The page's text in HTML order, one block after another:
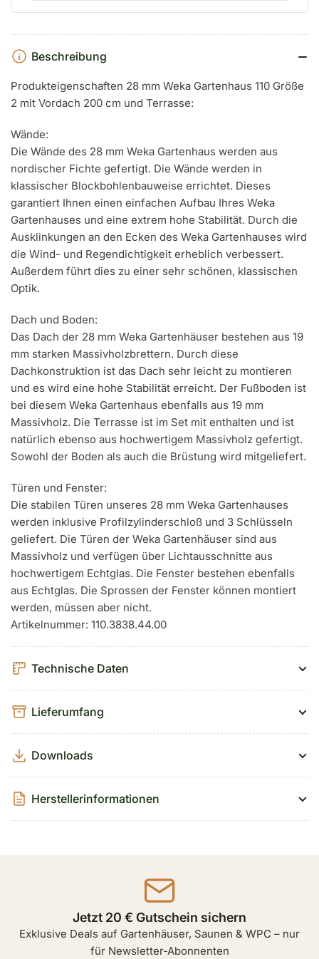
Beschreibung
Produkteigenschaften 28 mm Weka Gartenhaus 110 Größe
2 mit Vordach 200 cm und Terrasse:
Wände:
Die Wände des 28 mm Weka Gartenhaus werden aus
nordischer Fichte gefertigt. Die Wände werden in
klassischer Blockbohlenbauweise errichtet. Dieses
garantiert Ihnen einen einfachen Aufbau Ihres Weka
Gartenhauses und eine extrem hohe Stabilität. Durch die
Ausklinkungen an den Ecken des Weka Gartenhauses wird
die Wind- und Regendichtigkeit erheblich verbessert.
Außerdem führt dies zu einer sehr schönen, klassischen
Optik.
Dach und Boden:
Das Dach der 28 mm Weka Gartenhäuser bestehen aus 19
mm starken Massivholzbrettern. Durch diese
Dachkonstruktion ist das Dach sehr leicht zu montieren
und es wird eine hohe Stabilität erreicht. Der Fußboden ist
bei diesem Weka Gartenhaus ebenfalls aus 19 mm
Massivholz. Die Terrasse ist im Set mit enthalten und ist
natürlich ebenso aus hochwertigem Massivholz gefertigt.
Sowohl der Boden als auch die Brüstung wird mitgeliefert.
Türen und Fenster:
Die stabilen Türen unseres 28 mm Weka Gartenhauses
werden inklusive Profilzylinderschloß und 3 Schlüsseln
geliefert. Die Türen der Weka Gartenhäuser sind aus
Massivholz und verfügen über Lichtausschnitte aus
hochwertigem Echtglas. Die Fenster bestehen ebenfalls
aus Echtglas. Die Sprossen der Fenster können montiert
werden, müssen aber nicht.
Artikelnummer: 110.3838.44.00
Technische Daten
Lieferumfang
Downloads
Herstellerinformationen
Jetzt 20 € Gutschein sichern
Exklusive Deals auf Gartenhäuser, Saunen & WPC – nur
für Newsletter-Abonnenten